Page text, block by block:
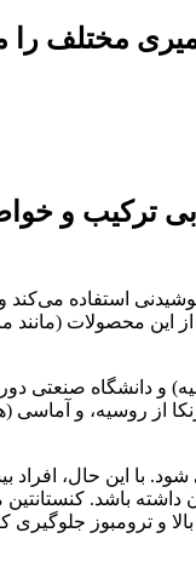
مختلف را
ترکیب و
نوشیدنی استفاده
این محصولات
با این حال،
داشته باشد.
و ترومبوز جلوگیری